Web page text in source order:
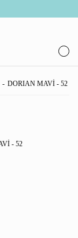
DORIAN MAVİ - 52